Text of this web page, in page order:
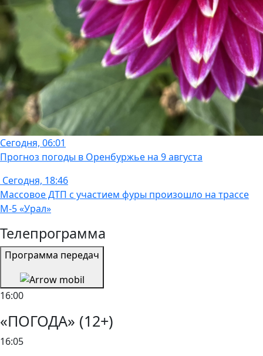
Сегодня, 06:01
Прогноз погоды в Оренбуржье на 9 августа
Сегодня, 18:46
Массовое ДТП с участием фуры произошло на трассе
М-5 «Урал»
Телепрограмма
Программа передач
16:00
«ПОГОДА» (12+)
16:05